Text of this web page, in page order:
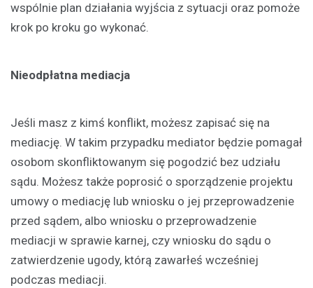
wspólnie plan działania wyjścia z sytuacji oraz pomoże
krok po kroku go wykonać.
Nieodpłatna mediacja
Jeśli masz z kimś konflikt, możesz zapisać się na
mediację. W takim przypadku mediator będzie pomagał
osobom skonfliktowanym się pogodzić bez udziału
sądu. Możesz także poprosić o sporządzenie projektu
umowy o mediację lub wniosku o jej przeprowadzenie
przed sądem, albo wniosku o przeprowadzenie
mediacji w sprawie karnej, czy wniosku do sądu o
zatwierdzenie ugody, którą zawarłeś wcześniej
podczas mediacji.